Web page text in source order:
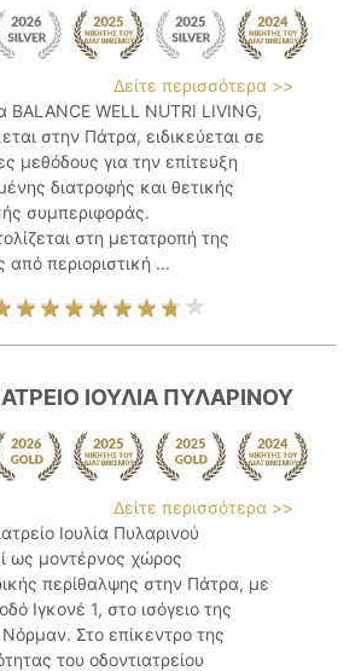
Δείτε περισσότερα >>
BALANCE WELL NUTRI LIVING,
στην Πάτρα, ειδικεύεται σε
μεθόδους για την επίτευξη
διατροφής και θετικής
συμπεριφοράς.
στη μετατροπή της
από περιοριστική ...
IΟΥΛΙΑ ΠΥΛΑΡΙΝΟΥ
Δείτε περισσότερα >>
Ιουλία Πυλαρινού
ως μοντέρνος χώρος
περίθαλψης στην Πάτρα, με
Ιγκονέ 1, στο ισόγειο της
Στο επίκεντρο της
του οδοντιατρείου